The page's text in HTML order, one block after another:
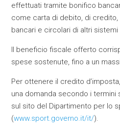
effettuati tramite bonifico
come carta di debito, di
bancari e circolari di altri
Il beneficio fiscale offerto
spese sostenute, fino a un
Per ottenere il credito
una domanda secondo i termini
sul sito del Dipartimento per lo
(www.sport.governo.it/it/).